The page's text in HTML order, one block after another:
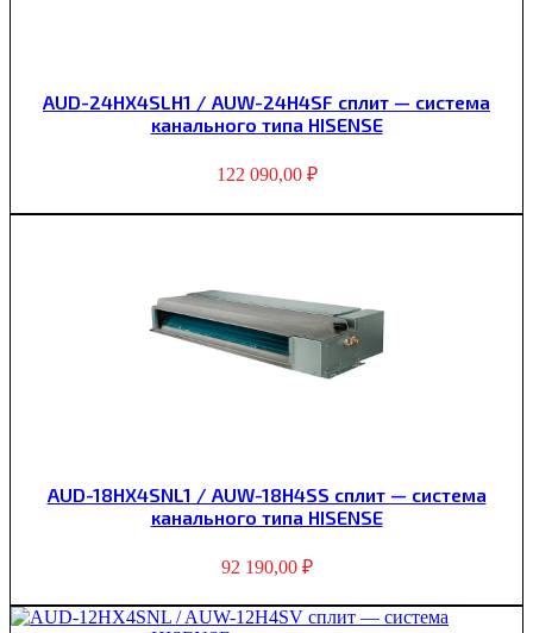
AUD-24HX4SLH1 / AUW-24H4SF сплит — система
канального типа HISENSE
122 090,00 ₽
AUD-18HX4SNL1 / AUW-18H4SS сплит — система
канального типа HISENSE
92 190,00 ₽